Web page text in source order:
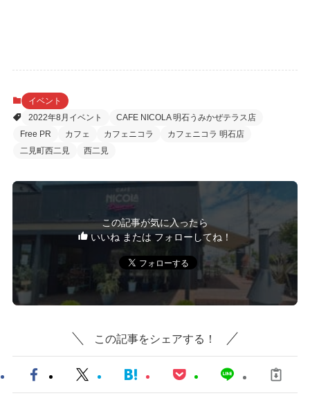
イベント
2022年8月イベント
CAFE NICOLA 明石うみかぜテラス店
Free PR
カフェ カフェニコラ
カフェニコラ 明石店
二見町西二見
西二見
この記事が気に入ったら
いいね または フォローしてね！
この記事をシェアする！